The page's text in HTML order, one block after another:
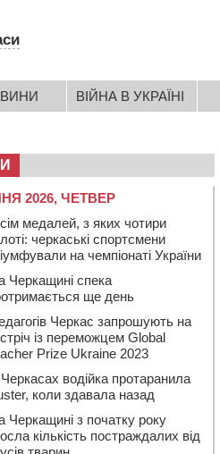
ВІЙНА В УКРАЇНІ
2026, ЧЕТВЕР
медалей, з яких чотири
черкаські спортсмени
на чемпіонаті України
Черкащині спека
ще день
Черкас запрошують на
із переможцем Global
Prize Ukraine 2023
водійка протаранила
коли здавала назад
Черкащині з початку року
кількість постраждалих від